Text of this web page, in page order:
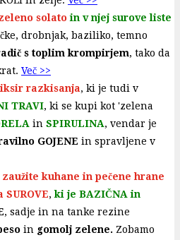
solato in v njej surove liste
drobnjak, baziliko, temno
s toplim krompirjem, tako da
Več >>
razkisanja, ki je tudi v
TRAVI, ki se kupi kot 'zelena
in SPIRULINA, vendar je
GOJENE in spravljene v
kuhane in pečene hrane
,ki je BAZIČNA in
, sadje in na tanke rezine
in gomolj zelene. Zobamo